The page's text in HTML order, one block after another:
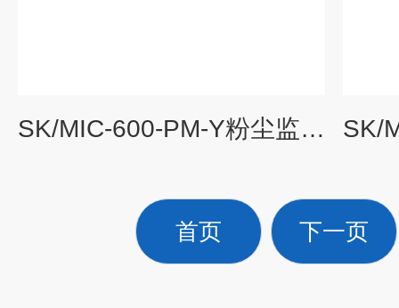
SK/MIC-600-PM-Y粉尘监管报警器报价
首页 下一页